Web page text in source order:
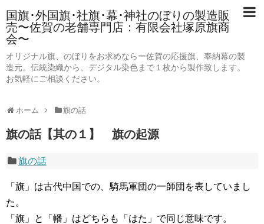
国旗･外国旗･社旗･幕･神社のぼりの製造販
売〜佐賀の老舗専門店：有限会社塚原旗商
会〜
オリジナル旗、のぼりをお求めならー佐賀の応援旗、奉納幕の製
造元。伝統染織から、デジタル染色まで１枚から製作致します。
お気軽にご相談ください。
ホーム 旗の話
旗の話【其の１】 旗の起源
旗の話
「旗」は古代中国での、騎馬軍団の一師団を表していまし
た。
「旗」と「幡」はどちらも「はた」で同じ意味です。